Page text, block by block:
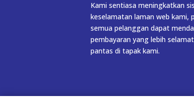
Kami sentiasa meningkatkan
keselamatan laman web kami,
semua pelanggan dapat
pembayaran yang lebih
pantas di tapak kami.